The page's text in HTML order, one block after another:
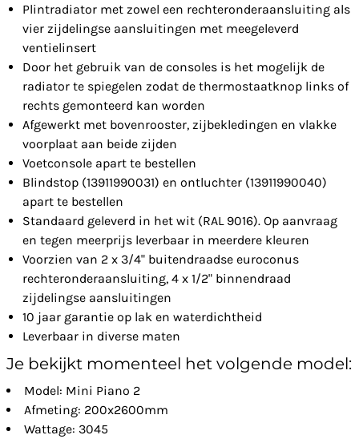
Plintradiator met zowel een rechteronderaansluiting als
vier zijdelingse aansluitingen met meegeleverd
ventielinsert
Door het gebruik van de consoles is het mogelijk de
radiator te spiegelen zodat de thermostaatknop links of
rechts gemonteerd kan worden
Afgewerkt met bovenrooster, zijbekledingen en vlakke
voorplaat aan beide zijden
Voetconsole apart te bestellen
Blindstop (13911990031) en ontluchter (13911990040)
apart te bestellen
Standaard geleverd in het wit (RAL 9016). Op aanvraag
en tegen meerprijs leverbaar in meerdere kleuren
Voorzien van 2 x 3/4" buitendraadse euroconus
rechteronderaansluiting, 4 x 1/2" binnendraad
zijdelingse aansluitingen
10 jaar garantie op lak en waterdichtheid
Leverbaar in diverse maten
Je bekijkt momenteel het volgende model:
Model: Mini Piano 2
Afmeting: 200x2600mm
Wattage: 3045